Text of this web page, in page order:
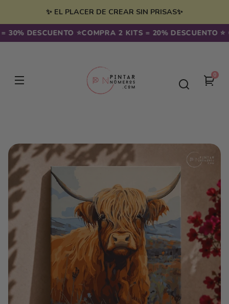
✨ EL PLACER DE CREAR SIN PRISAS✨
DESCUENTO ⭐️COMPRA 2 KITS = 20% DESCUENTO ⭐️
Tu
00
directamente
a la
información
del producto